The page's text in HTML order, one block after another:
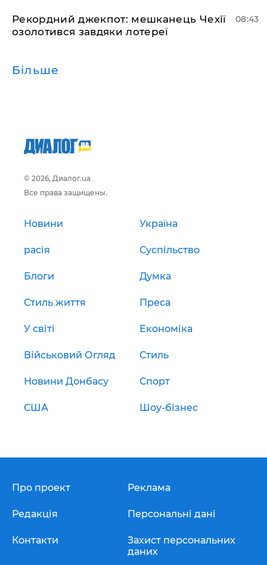
Рекордний джекпот: мешканець Чехії
озолотився завдяки лотереї
08:43
Більше
© 2026, Диалог.ua
Все права защищены.
Новини Україна
расія Суспільство
Блоги Думка
Стиль життя Преса
У світі Економіка
Військовий Огляд Стиль
Новини Донбасу Спорт
США Шоу-бізнес
Про проект
Редакція
Контакти
Реклама
Персональні дані
Захист персональних
даних